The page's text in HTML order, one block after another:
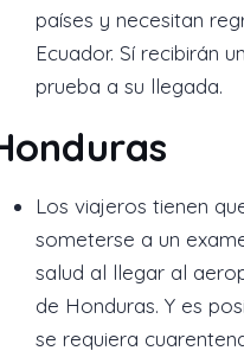
países y necesitan
Ecuador. Sí recibirán
prueba a su llegada.
Los viajeros tienen
someterse a un
salud al llegar al
de Honduras. Y es
se requiera